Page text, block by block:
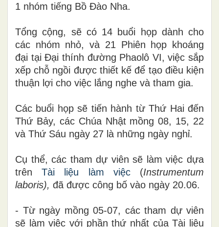
1 nhóm tiếng Bồ Đào Nha.
Tổng cộng, sẽ có 14 buổi họp dành cho
các nhóm nhỏ,và 21 Phiên họp khoáng
đại tại Đại thính đường Phaolô VI, việc sắp
xếp chỗ ngồi được thiết kế để tạo điều kiện
thuận lợi cho việc lắng nghe và tham gia.
Các buổi họp sẽ tiến hành từ Thứ Hai đến
Thứ Bảy, các Chúa Nhật mồng 08, 15, 22
và Thứ Sáu ngày 27 là những ngày nghỉ.
Cụ thể, các tham dự viên sẽ làm việc dựa
trênTài liệu làm việc(Instrumentum
laboris), đã được công bố vào ngày 20.06.
- Từ ngày mồng 05-07, các tham dự viên
sẽ làm việc với phần thứ nhất của Tài liệu